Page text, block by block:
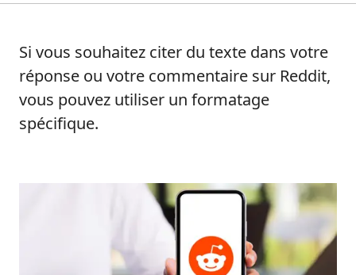
Si vous souhaitez citer du texte dans votre
réponse ou votre commentaire sur Reddit,
vous pouvez utiliser un formatage
spécifique.